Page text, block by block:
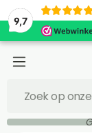
9,7